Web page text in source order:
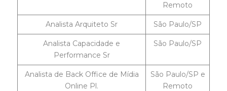
Remoto
Analista Arquiteto Sr São Paulo/SP
Analista Capacidade e
Performance Sr
São Paulo/SP
Analista de Back Office de Mídia
Online Pl.
São Paulo/SP e
Remoto